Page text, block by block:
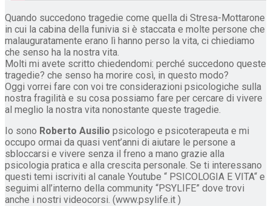
Quando succedono tragedie come quella di Stresa-Mottarone
in cui la cabina della funivia si è staccata e molte persone che
malauguratamente erano lì hanno perso la vita, ci chiediamo
che senso ha la nostra vita.
Molti mi avete scritto chiedendomi: perché succedono queste
tragedie? che senso ha morire così, in questo modo?
Oggi vorrei fare con voi tre considerazioni psicologiche sulla
nostra fragilità e su cosa possiamo fare per cercare di vivere
al meglio la nostra vita nonostante queste tragedie.
Io sono Roberto Ausilio psicologo e psicoterapeuta e mi
occupo ormai da quasi vent’anni di aiutare le persone a
sbloccarsi e vivere senza il freno a mano grazie alla
psicologia pratica e alla crescita personale. Se ti interessano
questi temi iscriviti al canale Youtube “ PSICOLOGIA E VITA“ e
seguimi all’interno della community “PSYLIFE” dove trovi
anche i nostri videocorsi. (www.psylife.it )